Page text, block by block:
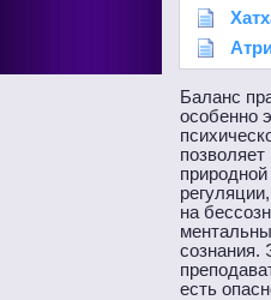
Баланс
особенно
позволяет
на
сознания.
есть